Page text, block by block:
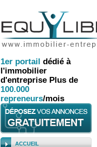
1er portail dédié à
l'immobilier
d'entreprise Plus de
100.000
repreneurs/mois
ACCUEIL